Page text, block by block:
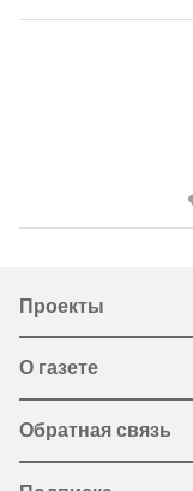
Проекты
О газете
Обратная связь